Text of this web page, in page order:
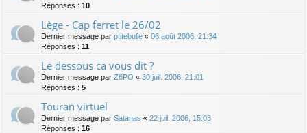
Réponses : 10
Lège - Cap ferret le 26/02
Dernier message par ptitebulle « 06 août 2006, 21:34
Réponses : 11
Le dessous ca vous dit ?
Dernier message par Z6PO « 30 juil. 2006, 21:01
Réponses : 5
Touran virtuel
Dernier message par Satanas « 22 juil. 2006, 15:03
Réponses : 16